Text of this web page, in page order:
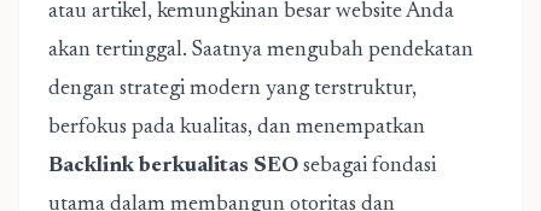
atau artikel, kemungkinan besar website Anda
akan tertinggal. Saatnya mengubah pendekatan
dengan strategi modern yang terstruktur,
berfokus pada kualitas, dan menempatkan
Backlink berkualitas SEO sebagai fondasi
utama dalam membangun otoritas dan